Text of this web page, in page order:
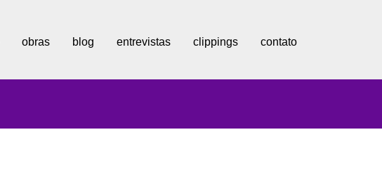
obras blog entrevistas clippings contato